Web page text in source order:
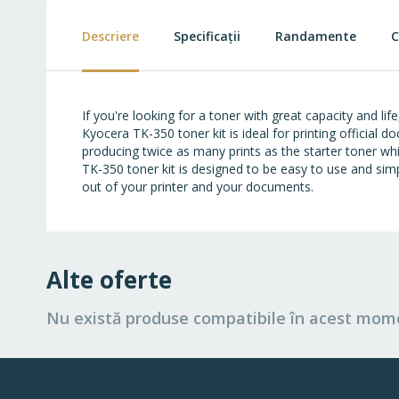
images
Descriere
If you're looking for a toner with great capacity and
Kyocera TK-350 toner kit is ideal for printing official
producing twice as many prints as the starter toner
TK-350 toner kit is designed to be easy to use and
out of your printer and your documents.
Specificații Randamente
Alte oferte
Nu există produse compatibile în acest